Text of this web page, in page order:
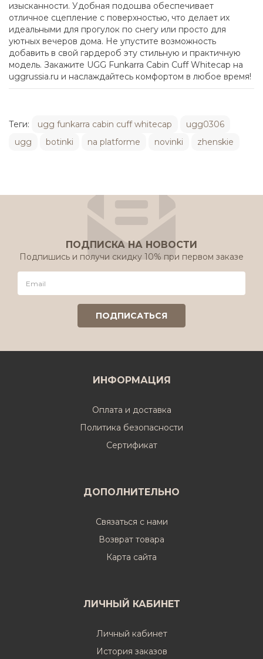
изысканности. Удобная подошва обеспечивает
отличное сцепление с поверхностью, что делает их
идеальными для прогулок по снегу или просто для
уютных вечеров дома. Не упустите возможность
добавить в свой гардероб эту стильную и практичную
модель. Закажите UGG Funkarra Cabin Cuff Whitecap на
uggrussia.ru и наслаждайтесь комфортом в любое время!
Теги: ugg funkarra cabin cuff whitecap
ugg0306
ugg
botinki na platforme novinki zhenskie
ПОДПИСКА НА НОВОСТИ
Подпишись и получи скидку 10% при первом заказе
ИНФОРМАЦИЯ
Оплата и доставка
Политика безопасности
Cертификат
ДОПОЛНИТЕЛЬНО
Связаться с нами
Возврат товара
Карта сайта
ЛИЧНЫЙ КАБИНЕТ
Личный кабинет
История заказов